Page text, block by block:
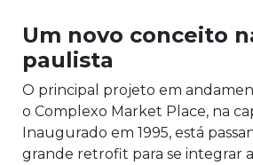
Um novo conceito
paulista
O principal projeto em
o Complexo Market Place, na
Inaugurado em 1995, está
grande retrofit para se integrar